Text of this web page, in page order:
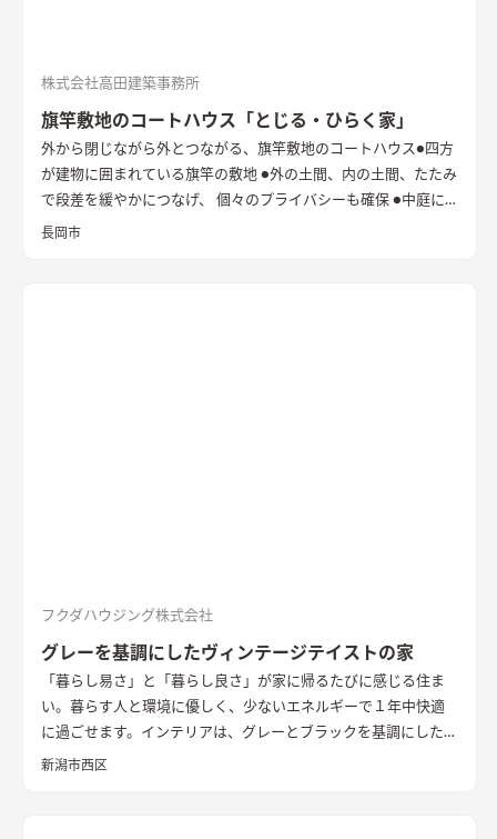
株式会社高田建築事務所
旗竿敷地のコートハウス「とじる・ひらく家」
外から閉じながら外とつながる、旗竿敷地のコートハウス●四方
が建物に囲まれている旗竿の敷地 ●外の土間、内の土間、たたみ
で段差を緩やかにつなげ、 個々のプライバシーも確保 ●中庭に
立てた純白の壁は、光と風を拡散し内へと届ける
長岡市
フクダハウジング株式会社
グレーを基調にしたヴィンテージテイストの家
「暮らし易さ」と「暮らし良さ」が家に帰るたびに感じる住ま
い。暮らす人と環境に優しく、少ないエネルギーで１年中快適
に過ごせます。インテリアは、グレーとブラックを基調にしたビ
ンテージインテリア。柔らかく、温かみのある光が落ち着くタタ
新潟市西区